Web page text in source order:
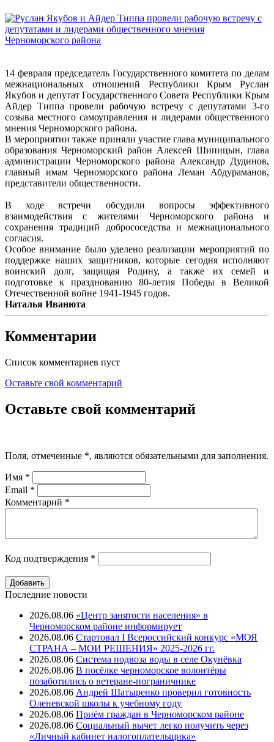
14 февраля председатель Государственного комитета по делам
межнациональных отношений Республики Крым Руслан
Якубов и депутат Государственного Совета Республики Крым
Айдер Типпа провели рабочую встречу с депутатами 3-го
созыва местного самоуправления и лидерами общественного
мнения Черноморского района.
В мероприятии также приняли участие глава муниципального
образования Черноморский район Алексей Шипицын, глава
администрации Черноморского района Александр Дудинов,
главный имам Черноморского района Леман Абдураманов,
представители общественности.
В ходе встречи обсудили вопросы эффективного
взаимодействия с жителями Черноморского района и
сохранения традиций добрососедства и межнационального
согласия.
Особое внимание было уделено реализации мероприятий по
поддержке наших защитников, которые сегодня исполняют
воинский долг, защищая Родину, а также их семей и
подготовке к празднованию 80-летия Победы в Великой
Отечественной войне 1941-1945 годов.
Наталья Иванюта
Комментарии
Список комментариев пуст
Оставьте свой комментарий
Оставьте свой комментарий
Поля, отмеченные *, являются обязательными для заполнения.
Имя *
Email *
Комментарий *
Код подтверждения *
Последние новости
2026.08.06 «Центр занятости населения» в
Черноморском районе информирует
2026.08.06 Стартовал I Всероссийский конкурс «МОЯ
СТРАНА – МОИ РЕШЕНИЯ» 2025-2026 гг.
2026.08.06 Система подвоза воды в селе Окунёвка
2026.08.06 В посёлке черноморское волонтёры
позаботились о ветеране-пограничнике
2026.08.06 Андрей Шатыренко проверил готовность
Оленевской школы к учебному году
2026.08.06 Приём граждан в Черноморском районе
2026.08.06 Социальный вычет легко получить через
«Личный кабинет налогоплательщика»